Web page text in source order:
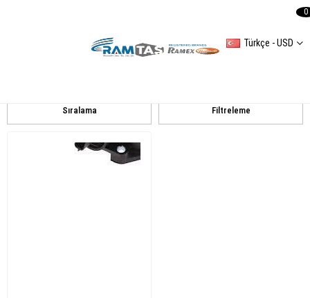
Türkçe - USD
0
Filtreleme
Sıralama